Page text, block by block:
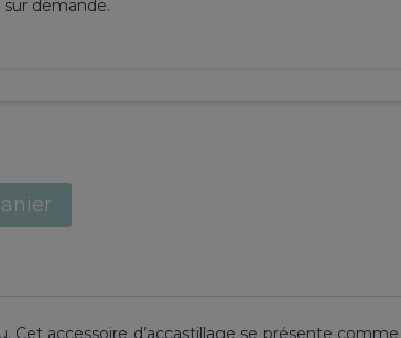
sur demande.
Cet accessoire d’accastillage se présente